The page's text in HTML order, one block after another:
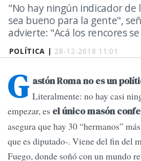
POLÍTICA | 28-12-2018 11:01
"No hay ningún indicador de
sea bueno para la gente",
advierte: "Acá los rencores
G astón Roma no es un
Literalmente: no hay casi
empezar, es el único masón
asegura que hay 30 “hermanos” más
que es diputado-. Viene del fin del
Fuego, donde soñó con un mundo